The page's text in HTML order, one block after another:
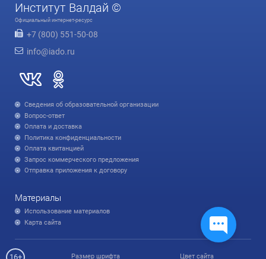
Институт Валдай ©
Официальный интернет-ресурс
+7 (800) 551-50-08
info@iado.ru
Сведения об образовательной организации
Вопрос-ответ
Оплата и доставка
Политика конфиденциальности
Оплата квитанцией
Запрос коммерческого предложения
Отправка приложения к договору
Материалы
Использование материалов
Карта сайта
16+ Размер шрифта Цвет сайта